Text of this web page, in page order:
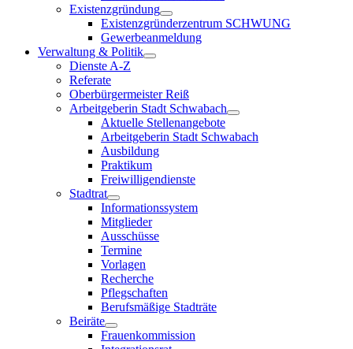
Existenzgründung
Existenzgründerzentrum SCHWUNG
Gewerbeanmeldung
Verwaltung & Politik
Dienste A-Z
Referate
Oberbürgermeister Reiß
Arbeitgeberin Stadt Schwabach
Aktuelle Stellenangebote
Arbeitgeberin Stadt Schwabach
Ausbildung
Praktikum
Freiwilligendienste
Stadtrat
Informationssystem
Mitglieder
Ausschüsse
Termine
Vorlagen
Recherche
Pflegschaften
Berufsmäßige Stadträte
Beiräte
Frauenkommission